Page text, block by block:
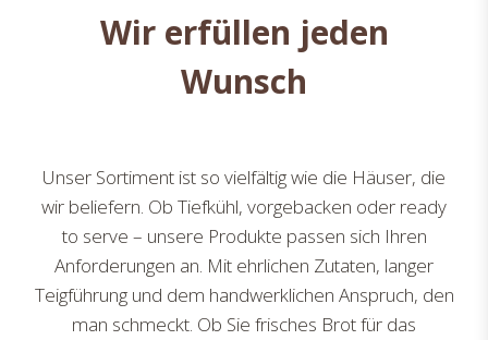
Wir erfüllen jeden
Wunsch
Unser Sortiment ist so vielfältig wie die Häuser, die
wir beliefern. Ob Tiefkühl, vorgebacken oder ready
to serve – unsere Produkte passen sich Ihren
Anforderungen an. Mit ehrlichen Zutaten, langer
Teigführung und dem handwerklichen Anspruch, den
man schmeckt. Ob Sie frisches Brot für das